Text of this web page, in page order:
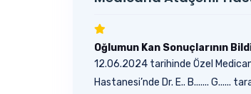
Oğlumun Kan Sonuçlarının
12.06.2024 tarihinde Özel
Hastanesi’nde Dr. E.. B....... G......